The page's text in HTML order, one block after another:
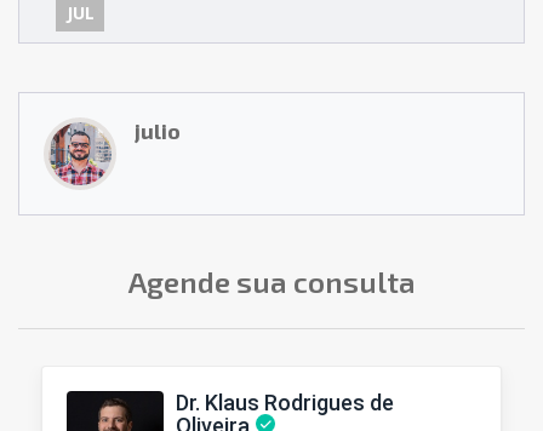
JUL
julio
Agende sua consulta